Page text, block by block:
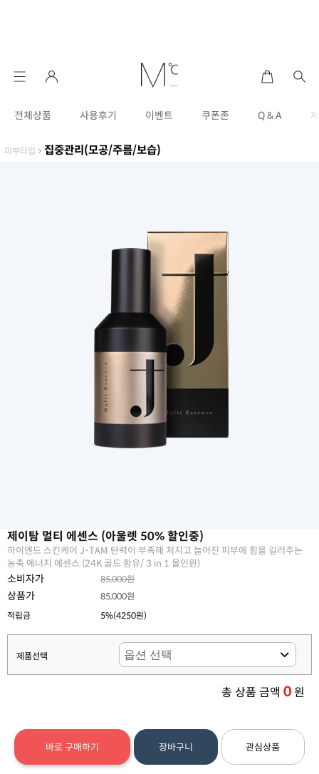
전체상품 사용후기 이벤트 쿠폰존 Q & A
피부타입 > 집중관리(모공/주름/보습)
제이탐 멀티 에센스 (아울렛 50% 할인중)
하이엔드 스킨케어 J-TAM 탄력이 부족해 처지고 늘어진 피부에 힘을 길러주는
농축 에너지 에센스 (24K 골드 함유/ 3 in 1 올인원)
소비자가 85,000원
상품가
85,000원
적립금
5%(4250원)
제품선택
총 상품 금액 0원
바로 구매하기 장바구니 관심상품